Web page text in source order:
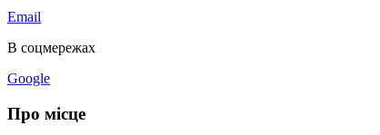
Email
В соцмережах
Google
Про місце